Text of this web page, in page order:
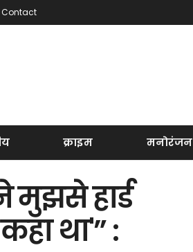
Contact
क्राइम मनोरंजन
मुझसे हार्ड
था'” :